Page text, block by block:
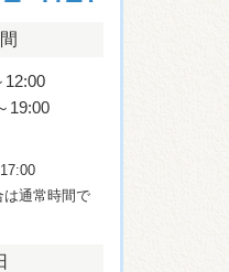
19:00
通常時間で